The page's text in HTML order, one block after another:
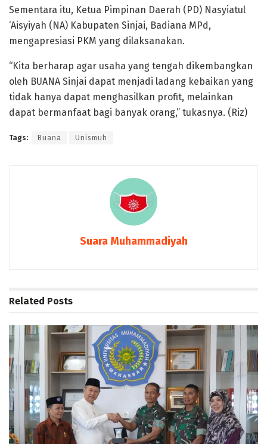
Sementara itu, Ketua Pimpinan Daerah (PD) Nasyiatul
‘Aisyiyah (NA) Kabupaten Sinjai, Badiana MPd,
mengapresiasi PKM yang dilaksanakan.
“Kita berharap agar usaha yang tengah dikembangkan
oleh BUANA Sinjai dapat menjadi ladang kebaikan yang
tidak hanya dapat menghasilkan profit, melainkan
dapat bermanfaat bagi banyak orang,” tukasnya. (Riz)
Tags: Buana Unismuh
Suara Muhammadiyah
Related Posts